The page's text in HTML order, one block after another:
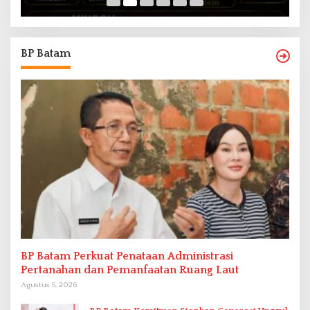
BP Batam
BP Batam Perkuat Penataan Administrasi
Pertanahan dan Pemanfaatan Ruang Laut
Agustus 5, 2026